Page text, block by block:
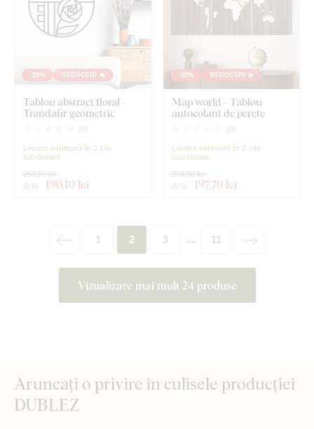
-25% REDUCERI 🔥
Tablou abstract floral -
Trandafir geometric
( 0)
Livrare estimată în 3 zile
lucrătoare
de la 190,10 lei
253,50 lei
-25% REDUCERI 🔥
Map world - Tablou
autocolant de perete
( 0)
Livrare estimată în 2 zile
lucrătoare
de la 197,70 lei
263,60 lei
Vizualizare mai mult 24 produse
1 2 3 ... 11
Aruncați o privire în culisele producției
DUBLEZ